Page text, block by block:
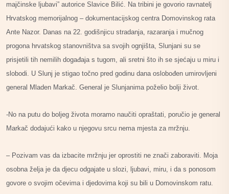
majčinske ljubavi” autorice Slavice Bilić. Na tribini je govorio ravnatelj
Hrvatskog memorijalnog – dokumentacijskog centra Domovinskog rata
Ante Nazor. Danas na 22. godišnjicu stradanja, razaranja i mučnog
progona hrvatskog stanovništva sa svojih ognjišta, Slunjani su se
prisjetili tih nemilih događaja s tugom, ali sretni što ih se sjećaju u miru i
slobodi. U Slunj je stigao točno pred godinu dana oslobođen umirovljeni
general Mladen Markač. General je Slunjanima poželio bolji život.
-No na putu do boljeg života moramo naučiti opraštati, poručio je general
Markač dodajući kako u njegovu srcu nema mjesta za mržnju.
– Pozivam vas da izbacite mržnju jer oprostiti ne znači zaboraviti. Moja
osobna želja je da djecu odgajate u slozi, ljubavi, miru, i da s ponosom
govore o svojim očevima i djedovima koji su bili u Domovinskom ratu.